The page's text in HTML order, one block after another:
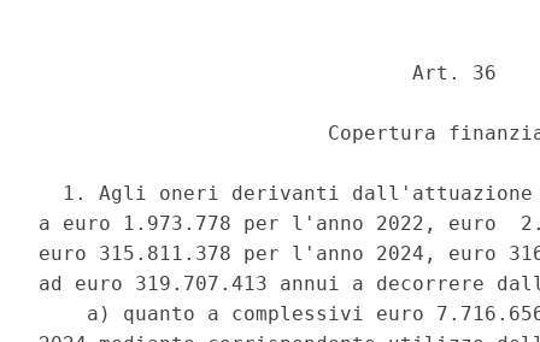
                               Art. 36
Copertura
1. Agli oneri derivanti
a euro 1.973.778 per l'anno 2022, euro
euro 315.811.378 per l'anno 2024, euro
ad euro 319.707.413 annui a decorrere
a) quanto a complessivi euro